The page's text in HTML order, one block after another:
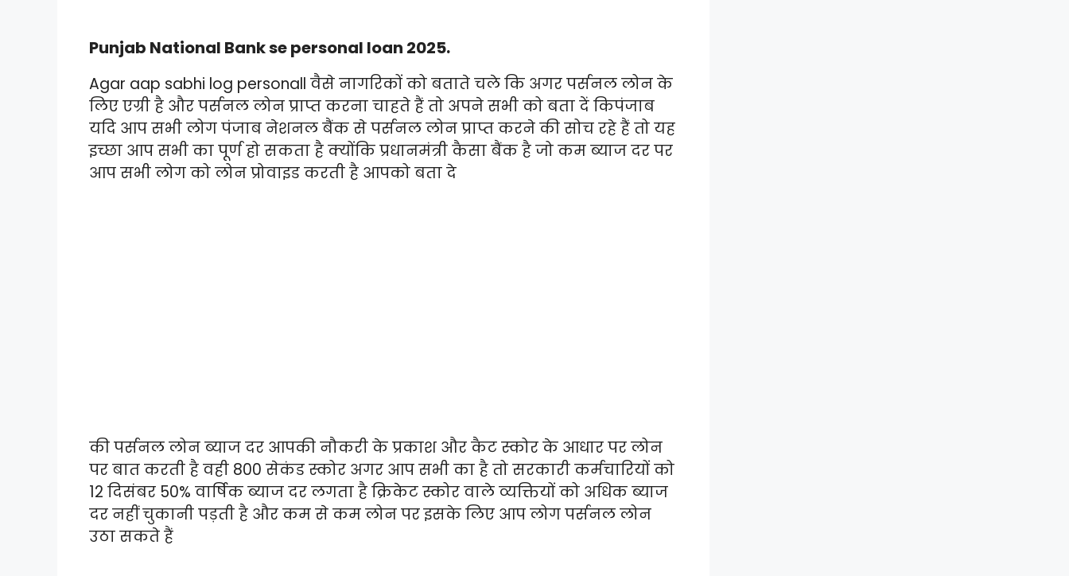
Punjab National Bank se personal loan 2025.
Agar aap sabhi log personall वैसे नागरिकों को बताते चले कि अगर पर्सनल लोन के
लिए एग्री है और पर्सनल लोन प्राप्त करना चाहते हैं तो अपने सभी को बता दें किपंजाब
यदि आप सभी लोग पंजाब नेशनल बैंक से पर्सनल लोन प्राप्त करने की सोच रहे हैं तो यह
इच्छा आप सभी का पूर्ण हो सकता है क्योंकि प्रधानमंत्री कैसा बैंक है जो कम ब्याज दर पर
आप सभी लोग को लोन प्रोवाइड करती है आपको बता दे
की पर्सनल लोन ब्याज दर आपकी नौकरी के प्रकाश और कैट स्कोर के आधार पर लोन
पर बात करती है वही 800 सेकंड स्कोर अगर आप सभी का है तो सरकारी कर्मचारियों को
12 दिसंबर 50% वार्षिक ब्याज दर लगता है क्रिकेट स्कोर वाले व्यक्तियों को अधिक ब्याज
दर नहीं चुकानी पड़ती है और कम से कम लोन पर इसके लिए आप लोग पर्सनल लोन
उठा सकते हैं